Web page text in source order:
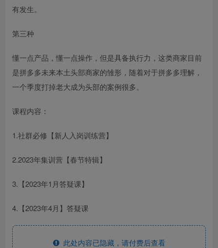
有发生。
第三种
懂一点产品，懂一点操作，但是具备执行力，这类商家目前
是拼多多未来本土头部商家的雏形，随着对于拼多多理解，
一个季度打掉老大成为头部的案例很多。
课程内容：
1.社群必修【新人入岗训练营】
2.2023年集训营【春节特辑】
3.【2023年1月答疑课】
4.【2023年4月】答疑课
此处内容已隐藏，请付费后查看